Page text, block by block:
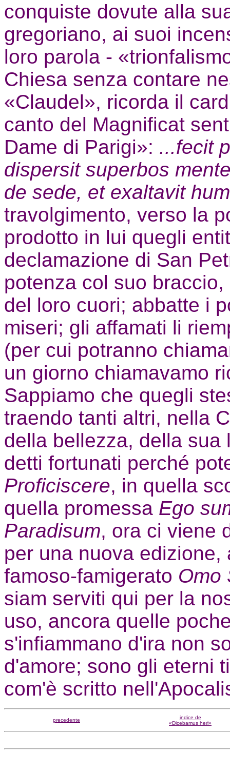
conquiste dovute alla
gregoriano, ai suoi
loro parola -
Chiesa senza contare
«Claudel», ricorda il
canto del Magnificat
Dame di Parigi»: ...fecit
dispersit superbos
de sede, et exaltavit
travolgimento, verso la
prodotto in lui quegli
declamazione di San
potenza col suo
del loro cuori; abbatte i
miseri; gli affamati li
(per cui potranno
un giorno chiamavamo
Sappiamo che quegli
traendo tanti altri, nella
della bellezza, della sua
detti fortunati perché
Proficiscere, in quella
quella promessa Ego
Paradisum, ora ci viene
per una nuova
famoso-famigerato Omo
siam serviti qui per la
uso, ancora quelle
s'infiammano d'ira non
d'amore; sono gli eterni
com'è scritto
precedente
indice de
«Dicebamus heri»